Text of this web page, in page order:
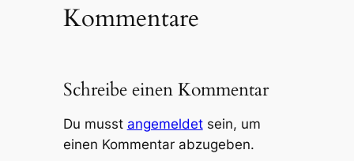
Kommentare
Schreibe einen Kommentar
Du musst angemeldetsein, um
einen Kommentar abzugeben.